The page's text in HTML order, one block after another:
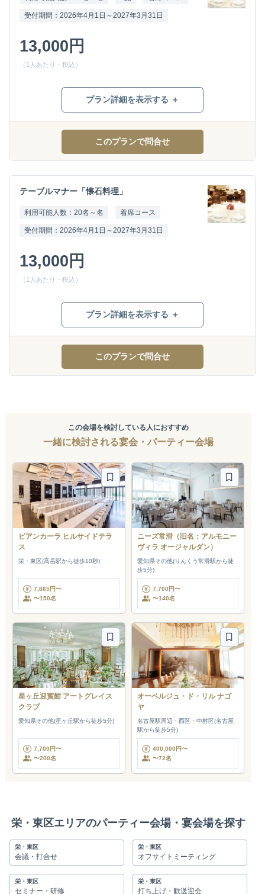
受付期間：2026年4月1日～2027年3月31日
13,000円
（1人あたり・税込）
プラン詳細を表示する ＋
このプランで問合せ
テーブルマナー「懐石料理」
利用可能人数：20名～名 着席コース
受付期間：2026年4月1日～2027年3月31日
13,000円
（1人あたり・税込）
プラン詳細を表示する ＋
このプランで問合せ
この会場を検討している人におすすめ
一緒に検討される宴会・パーティー会場
ビアンカーラ ヒルサイドテラ
ス
栄・東区(高岳駅から徒歩10秒)
7,865円〜
〜150名
ニーズ常滑（旧名：アルモニー
ヴィラ オージャルダン）
愛知県その他(りんくう常滑駅から徒
歩5分)
7,700円〜
〜140名
星ヶ丘迎賓館 アートグレイス
クラブ
愛知県その他(星ヶ丘駅から徒歩5分)
7,700円〜
〜200名
オーベルジュ・ド・リル ナゴ
ヤ
名古屋駅周辺・西区・中村区(名古屋
駅から徒歩5分)
400,000円〜
〜72名
栄・東区エリアのパーティー会場・宴会場を探す
栄・東区
会議・打合せ
栄・東区
オフサイトミーティング
栄・東区
セミナー・研修
栄・東区
打ち上げ・歓送迎会